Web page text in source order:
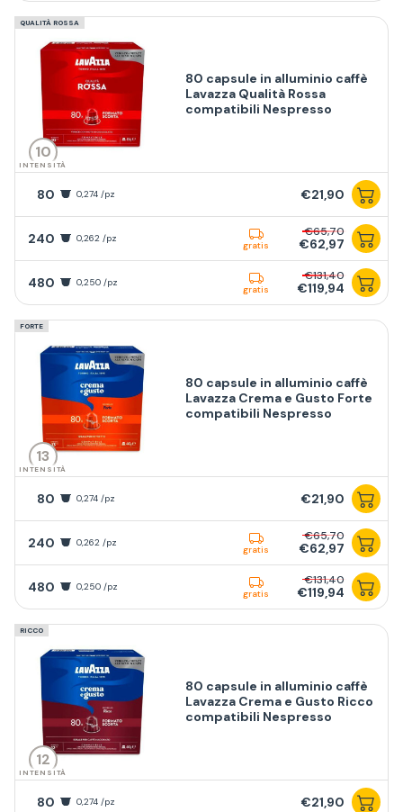
QUALITÀ ROSSA
10
INTENSITÀ
80 capsule in alluminio caffè
Lavazza Qualità Rossa
compatibili Nespresso
80 0,274 /pz €21,90
240 0,262 /pz
gratis
€65,70
€62,97
480 0,250 /pz
gratis
€131,40
€119,94
FORTE
13
INTENSITÀ
80 capsule in alluminio caffè
Lavazza Crema e Gusto Forte
compatibili Nespresso
80 0,274 /pz €21,90
240 0,262 /pz
gratis
€65,70
€62,97
480 0,250 /pz
gratis
€131,40
€119,94
RICCO
12
INTENSITÀ
80 capsule in alluminio caffè
Lavazza Crema e Gusto Ricco
compatibili Nespresso
80 0,274 /pz €21,90